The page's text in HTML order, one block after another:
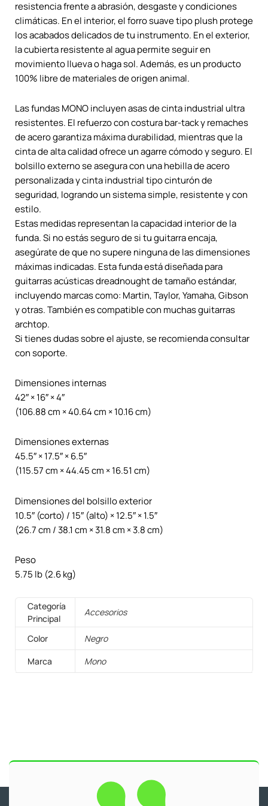
resistencia frente a abrasión, desgaste y condiciones
climáticas. En el interior, el forro suave tipo plush protege
los acabados delicados de tu instrumento. En el exterior,
la cubierta resistente al agua permite seguir en
movimiento llueva o haga sol. Además, es un producto
100% libre de materiales de origen animal.
Las fundas MONO incluyen asas de cinta industrial ultra
resistentes. El refuerzo con costura bar-tack y remaches
de acero garantiza máxima durabilidad, mientras que la
cinta de alta calidad ofrece un agarre cómodo y seguro. El
bolsillo externo se asegura con una hebilla de acero
personalizada y cinta industrial tipo cinturón de
seguridad, logrando un sistema simple, resistente y con
estilo.
Estas medidas representan la capacidad interior de la
funda. Si no estás seguro de si tu guitarra encaja,
asegúrate de que no supere ninguna de las dimensiones
máximas indicadas. Esta funda está diseñada para
guitarras acústicas dreadnought de tamaño estándar,
incluyendo marcas como: Martin, Taylor, Yamaha, Gibson
y otras. También es compatible con muchas guitarras
archtop.
Si tienes dudas sobre el ajuste, se recomienda consultar
con soporte.
Dimensiones internas
42″ × 16″ × 4″
(106.88 cm × 40.64 cm × 10.16 cm)
Dimensiones externas
45.5″ × 17.5″ × 6.5″
(115.57 cm × 44.45 cm × 16.51 cm)
Dimensiones del bolsillo exterior
10.5″ (corto) / 15″ (alto) × 12.5″ × 1.5″
(26.7 cm / 38.1 cm × 31.8 cm × 3.8 cm)
Peso
5.75 lb (2.6 kg)
Categoría
Principal
Accesorios
Color
Negro
Marca
Mono